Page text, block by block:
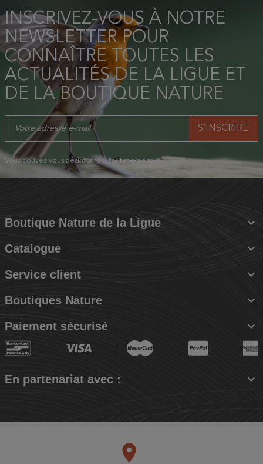
INSCRIVEZ-VOUS À NOTRE
NEWSLETTER POUR
CONNAÎTRE TOUTES LES
ACTUALITÉS DE LA LIGUE ET
DE LA BOUTIQUE NATURE
Vous pouvez vous désinscrire à tout moment.
Boutique Nature de la Ligue 
Catalogue 
Service client 
Boutiques Nature 
Paiement sécurisé 
En partenariat avec : 
place